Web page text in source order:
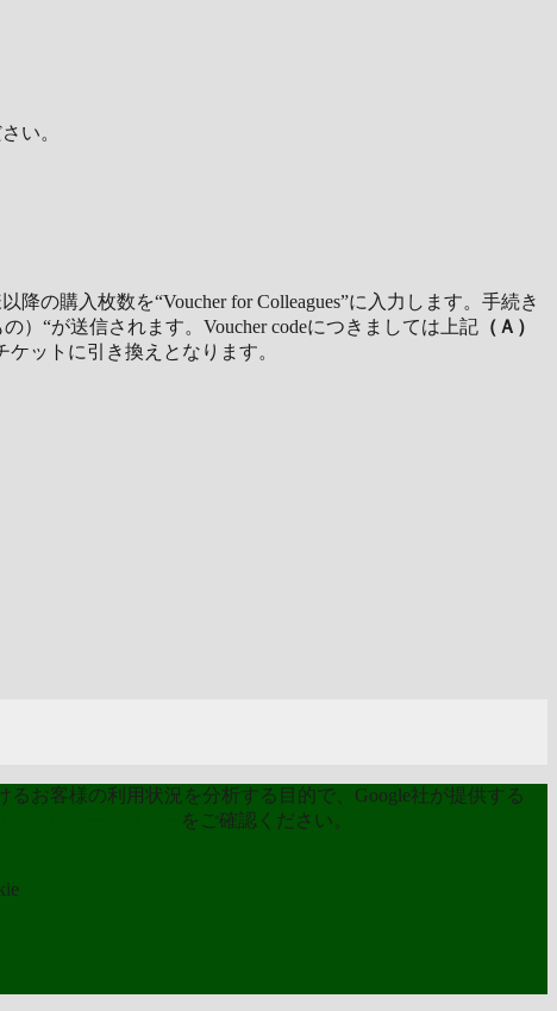
い。
の購入枚数を“Voucher for Colleagues”に入力します。手続き
）“が送信されます。Voucher codeにつきましては上記 （Ａ）
ットに引き換えとなります。
お客様の利用状況を分析する目的で、Google社が提供する
をご確認ください。